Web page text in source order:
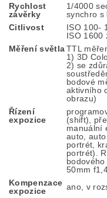
Rychlost
závěrky
1/4000
synchro s
Citlivost
ISO 100-
ISO 1600
Měření světlaTTL
1) 3D
2) se
bodové
aktivního
obrazu)
Řízení
expozice
(shift),
manuální
auto,
portrét,
portrét).
50mm
Kompenzace
expozice
ano, v